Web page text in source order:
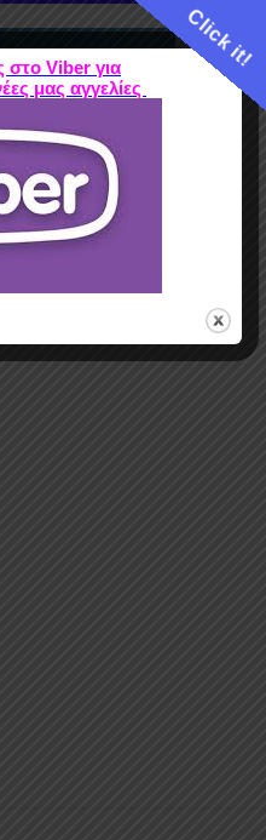
Click it!
στο Viber για
μας αγγελίες